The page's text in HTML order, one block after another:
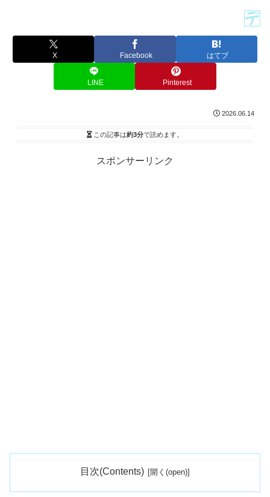
X Facebook はてブ
LINE Pinterest
2026.06.14
この記事は約3分で読めます。
スポンサーリンク
目次(Contents)